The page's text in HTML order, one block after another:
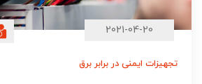
2021-04-20
تجهیزات ایمنی در برابر برق